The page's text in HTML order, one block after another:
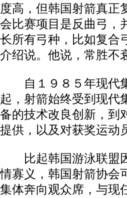
度高，但韩国射箭真正
会比赛项目是反曲弓，
长所有弓种，比如复合
介绍说。他说，常胜不
自１９８５年现代集
起，射箭始终受到现代
备的技术改良创新，到
提供，以及对获奖运动
比起韩国游泳联盟因
情寡义，韩国射箭协会
集体奔向观众席，与现